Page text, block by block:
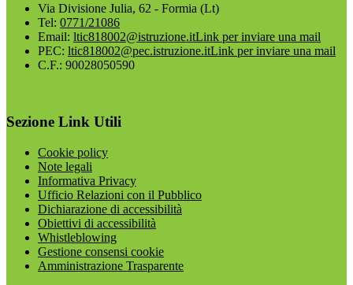
Via Divisione Julia, 62 - Formia (Lt)
Tel: 0771/21086
Email: ltic818002@istruzione.itLink per inviare una mail
PEC: ltic818002@pec.istruzione.itLink per inviare una mail
C.F.: 90028050590
Sezione Link Utili
Cookie policy
Note legali
Informativa Privacy
Ufficio Relazioni con il Pubblico
Dichiarazione di accessibilità
Obiettivi di accessibilità
Whistleblowing
Gestione consensi cookie
Amministrazione Trasparente